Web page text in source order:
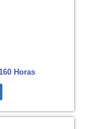
Horas